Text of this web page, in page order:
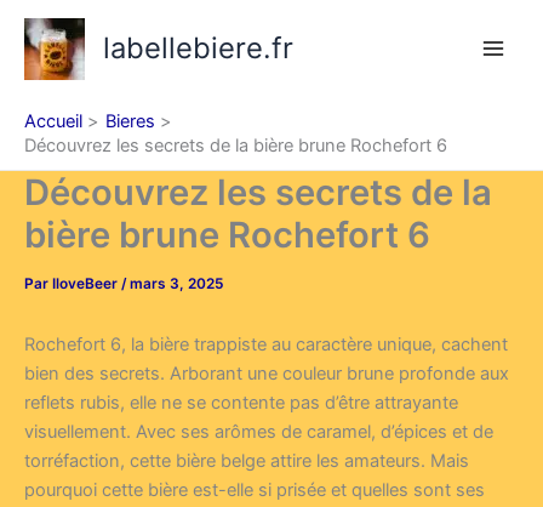
Aller
contenu
labellebiere.fr
Accueil
Bieres
Découvrez les secrets de la bière brune Rochefort 6
Découvrez les secrets de la
bière brune Rochefort 6
Par IloveBeer /mars 3, 2025
Rochefort 6, la bière trappiste au caractère unique, cachent
bien des secrets. Arborant une couleur brune profonde aux
reflets rubis, elle ne se contente pas d’être attrayante
visuellement. Avec ses arômes de caramel, d’épices et de
torréfaction, cette bière belge attire les amateurs. Mais
pourquoi cette bière est-elle si prisée et quelles sont ses